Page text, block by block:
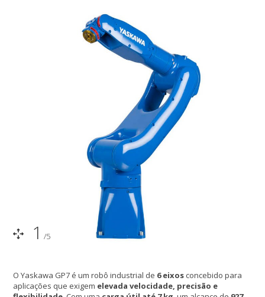
1 /5
O Yaskawa GP7 é um robô industrial de 6 eixos concebido para
aplicações que exigem elevada velocidade, precisão e